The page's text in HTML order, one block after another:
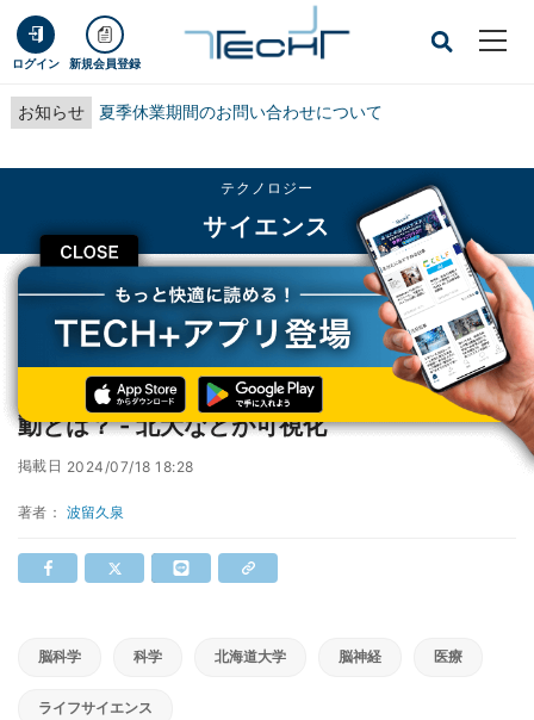
ログイン 新規会員登録
お知らせ 夏季休業期間のお問い合わせについて
CLOSE
テクノロジー
サイエンス
TECH+ テクノロジー
サイエンス
マルチタスクで頭がパンクしそうな時の脳活動とは？ - 北大などが可視化
マルチタスクで頭がパンクしそうな時の脳活
動とは？ - 北大などが可視化
掲載日 2024/07/18 18:28
著者： 波留久泉
脳科学 科学 北海道大学 脳神経 医療
ライフサイエンス